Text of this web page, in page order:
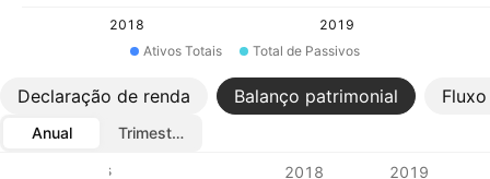
2018
2019
Ativos Totais
Total de Passivos
Declaração de renda Balanço patrimonial
Anual
Trimestral
Métricas
2018 2019